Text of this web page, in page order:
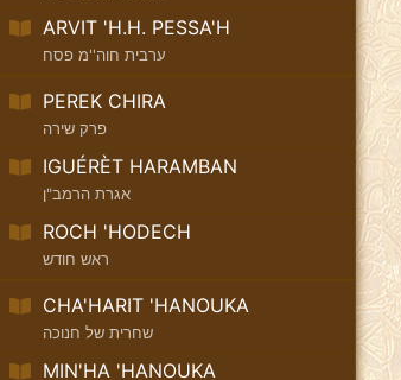
ARVIT 'H.H. PESSA'H
ערבית חוה''מ פסח
PEREK CHIRA
פרק שירה
IGUÉRÈT HARAMBAN
אגרת הרמב"ן
ROCH 'HODECH
ראש חודש
CHA'HARIT 'HANOUKA
שחרית של חנוכה
MIN'HA 'HANOUKA